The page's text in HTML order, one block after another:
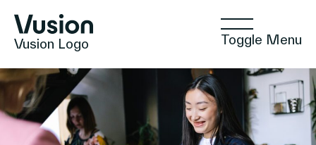
Vusion Logo Toggle Menu
Tecnologías